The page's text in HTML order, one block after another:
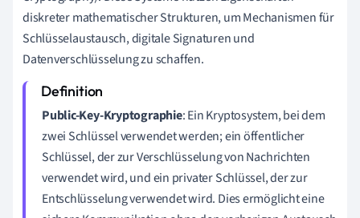
diskreter mathematischer Strukturen, um Mechanismen für
Schlüsselaustausch, digitale Signaturen und
Datenverschlüsselung zu schaffen.
Public-Key-Kryptographie: Ein Kryptosystem, bei dem
zwei Schlüssel verwendet werden; ein öffentlicher
Schlüssel, der zur Verschlüsselung von Nachrichten
verwendet wird, und ein privater Schlüssel, der zur
Entschlüsselung verwendet wird. Dies ermöglicht eine